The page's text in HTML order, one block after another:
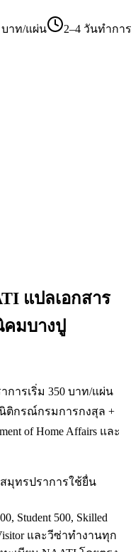
บาท/แผ่น 2–4 วันทำการ
แปลเอกสาร
มบางปู
ารเริ่ม 350 บาท/แผ่น
ติกรณ์กรมการกงสุล +
of Home Affairs และ
สมุทรปราการใช้ยื่น
Student 500, Skilled
Visitor และวีซ่าทำงานทุก